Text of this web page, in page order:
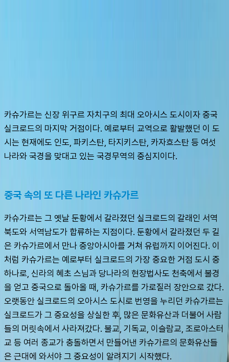
카슈가르는 신장 위구르 자치구의 최대 오아시스 도시이자 중국
실크로드의 마지막 거점이다. 예로부터 교역으로 활발했던 이 도
시는 현재에도 인도, 파키스탄, 타지키스탄, 카자흐스탄 등 여섯
나라와 국경을 맞대고 있는 국경무역의 중심지이다.
중국 속의 또 다른 나라인 카슈가르
카슈가르는 그 옛날 둔황에서 갈라졌던 실크로드의 갈래인 서역
북도와 서역남도가 합류하는 지점이다. 둔황에서 갈라졌던 두 길
은 카슈가르에서 만나 중앙아시아를 거쳐 유럽까지 이어진다. 이
처럼 카슈가르는 예로부터 실크로드의 가장 중요한 거점 도시 중
하나로, 신라의 혜초 스님과 당나라의 현장법사도 천축에서 불경
오랫동안 실크로드의 오아시스 도시로 번영을 누리던 카슈가르는
실크로드가 그 중요성을 상실한 후, 많은 문화유산과 더불어 사람
들의 머릿속에서 사라져갔다. 불교, 기독교, 이슬람교, 조로아스터
교 등 여러 종교가 충돌하면서 만들어낸 카슈가르의 문화유산들
은 근대에 와서야 그 중요성이 알려지기 시작했다.